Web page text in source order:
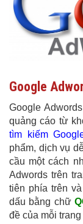
Google
Google
quảng cáo từ
tìm kiếm
phẩm, dịch vụ
cầu một cách
Adwords trên
tiên phía trên
dấu bằng chữ
đề của mỗi